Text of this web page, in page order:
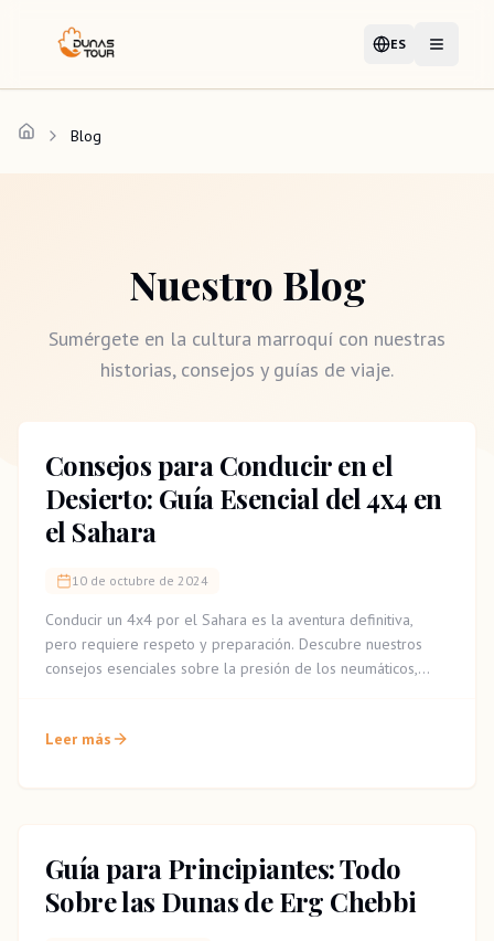
ES
IdiomaAbrir
Blog
Nuestro Blog
Sumérgete en la cultura marroquí con nuestras
historias, consejos y guías de viaje.
Consejos para Conducir en el
Desierto: Guía Esencial del 4x4 en
el Sahara
10 de octubre de 2024
Conducir un 4x4 por el Sahara es la aventura definitiva,
pero requiere respeto y preparación. Descubre nuestros
consejos esenciales sobre la presión de los neumáticos,
Leer más
Guía para Principiantes: Todo
Sobre las Dunas de Erg Chebbi